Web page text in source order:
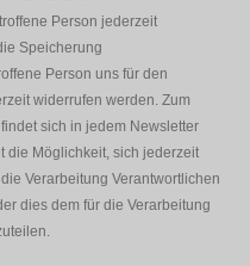
Person jederzeit
Speicherung
Person uns für den
widerrufen werden. Zum
sich in jedem Newsletter
die Möglichkeit, sich jederzeit
Verarbeitung Verantwortlichen
dies dem für die Verarbeitung